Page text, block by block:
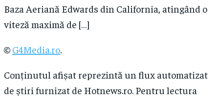
Baza Aeriană Edwards din California, atingând o
viteză maximă de […]
© G4Media.ro.
Conținutul afișat reprezintă un flux automatizat
de știri furnizat de Hotnews.ro. Pentru lectura